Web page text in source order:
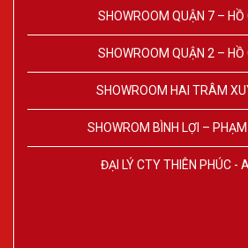
SHOWROOM QUẬN 7 – HỒ
SHOWROOM QUẬN 2 – HỒ
SHOWROOM HAI TRÂM
SHOWROM BÌNH LỢI –
ĐẠI LÝ CTY THIÊN PHÚC -